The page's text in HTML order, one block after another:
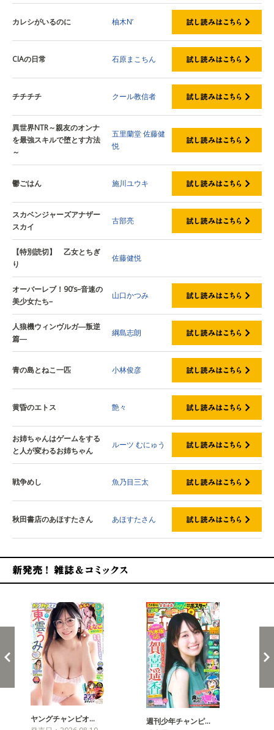
カレシがいるのに 柚木N’
CIAの日常 石原まこちん
チチチチ クール教信者
異世界NTR～親友のオンナ
を最強スキルで堕とす方法
～
五里蘭堂佐藤健
悦
鬱ごはん 施川ユウキ
スカベンジャーズアナザー
スカイ
古部亮
【特別読切】 乙女とちぎ
り
佐藤健悦
オーバーレブ！90’s–音速の
美少女たち–
山口かつみ
人狼機ウィンヴルガ―叛逆
篇―
綱島志朗
青の島とねこ一匹 小林俊彦
黄昏のエトス 艶々
お姉ちゃんはゲームをする
と人が変わるお姉ちゃん
ルーツ むにゅう
戦争めし 魚乃目三太
秋田書店のあほすたさん あほすたさん
ヤングチャンピオ…
週刊少年チャンピ…